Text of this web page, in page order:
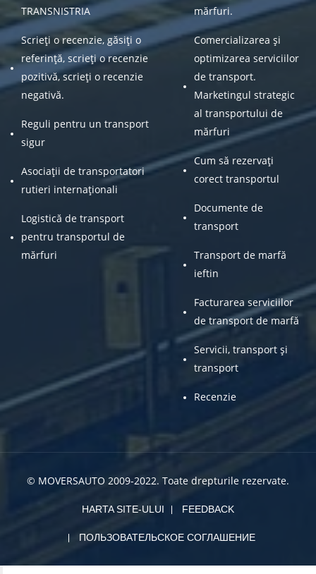
TRANSNISTRIA
Scrieți o recenzie, găsiți o
referință, scrieți o recenzie
pozitivă, scrieți o recenzie
negativă.
Reguli pentru un transport
sigur
Asociații de transportatori
rutieri internaționali
Logistică de transport
pentru transportul de
mărfuri
mărfuri.
Comercializarea și
optimizarea serviciilor
de transport.
Marketingul strategic
al transportului de
mărfuri
Cum să rezervați
corect transportul
Documente de
transport
Transport de marfă
ieftin
Facturarea serviciilor
de transport de marfă
Servicii, transport și
transport
Recenzie
© MOVERSAUTO 2009-2022. Toate drepturile rezervate.
HARTA SITE-ULUI FEEDBACK
ПОЛЬЗОВАТЕЛЬСКОЕ СОГЛАШЕНИЕ